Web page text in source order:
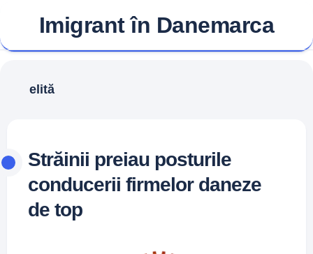
content
Imigrant în Danemarca
elită
Străinii preiau posturile
conducerii firmelor daneze
de top